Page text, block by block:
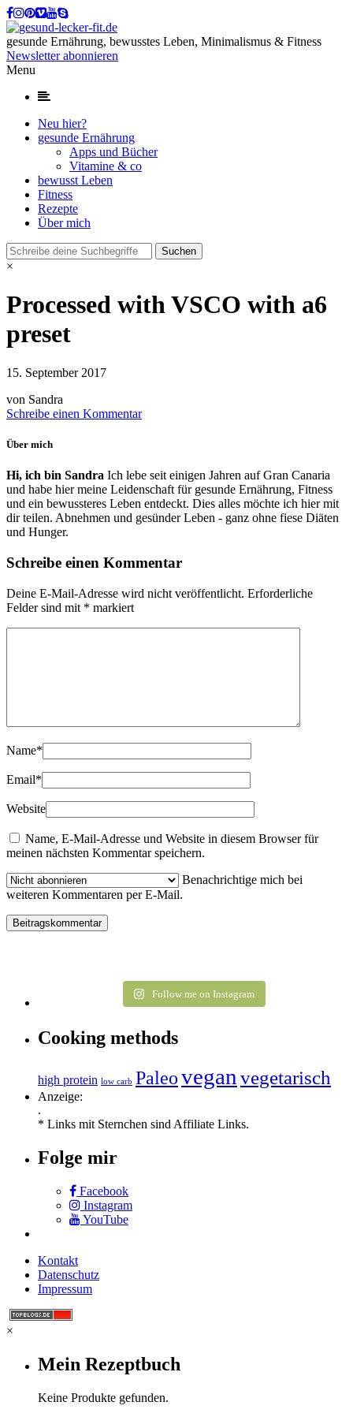
gesunde Ernährung, bewusstes Leben, Minimalismus & Fitness
Newsletter abonnieren
Menu
Neu hier?
gesunde Ernährung
Apps und Bücher
Vitamine & co
bewusst Leben
Fitness
Rezepte
Über mich
×
Processed with VSCO with a6
preset
15. September 2017
von Sandra
Schreibe einen Kommentar
Über mich
Hi, ich bin Sandra Ich lebe seit einigen Jahren auf Gran Canaria
und habe hier meine Leidenschaft für gesunde Ernährung, Fitness
und ein bewussteres Leben entdeckt. Dies alles möchte ich hier mit
dir teilen. Abnehmen und gesünder Leben - ganz ohne fiese Diäten
und Hunger.
Schreibe einen Kommentar
Deine E-Mail-Adresse wird nicht veröffentlicht. Erforderliche
Felder sind mit * markiert
Name*
Email*
Website
Name, E-Mail-Adresse und Website in diesem Browser für
meinen nächsten Kommentar speichern.
Benachrichtige mich bei
weiteren Kommentaren per E-Mail.
Follow me on Instagram
Cooking methods
high protein low carb Paleoveganvegetarisch
Anzeige:
.
* Links mit Sternchen sind Affiliate Links.
Folge mir
Facebook
Instagram
YouTube
Kontakt
Datenschutz
Impressum
×
Mein Rezeptbuch
Keine Produkte gefunden.